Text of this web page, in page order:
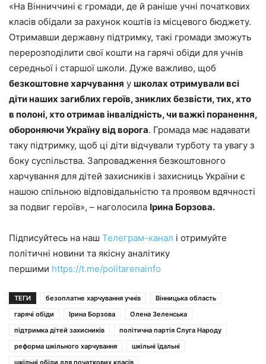
«На Вінниччині є громади, де й раніше учні початкових
класів обідали за рахунок коштів із місцевого бюджету.
Отримавши державну підтримку, такі громади зможуть
перерозподілити свої кошти на гарячі обіди для учнів
середньої і старшої школи. Дуже важливо, щоб
безкоштовне харчування у школах отримували всі
діти наших загиблих героїв, зниклих безвісти, тих, хто
в полоні, хто отримав інвалідність, чи важкі поранення,
обороняючи Україну від ворога. Громада має надавати
таку підтримку, щоб ці діти відчували турботу та увагу з
боку суспільства. Запровадження безкоштовного
харчування для дітей захисників і захисниць України є
нашою спільною відповідальністю та проявом вдячності
за подвиг героїв», – наголосила Ірина Борзова.
Підписуйтесь на наш Телеграм-канал і отримуйте
політичні новини та якісну аналітику
першими https://t.me/politarenainfo
ТЕГИ безоплатне харчування учнів
Вінницька область
гарячі обіди
Ірина Борзова
Олена Зеленська
підтримка дітей захисників
політична партія Слуга Народу
реформа шкільного харчування
шкільні їдальні
шкільні обіди для початкових класів